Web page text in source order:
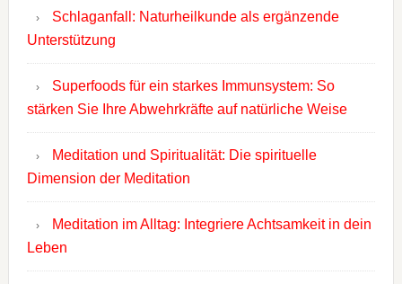
Schlaganfall: Naturheilkunde als ergänzende
Unterstützung
Superfoods für ein starkes Immunsystem: So
stärken Sie Ihre Abwehrkräfte auf natürliche Weise
Meditation und Spiritualität: Die spirituelle
Dimension der Meditation
Meditation im Alltag: Integriere Achtsamkeit in dein
Leben